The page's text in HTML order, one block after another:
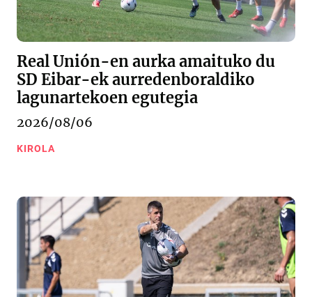
Real Unión-en aurka amaituko du
SD Eibar-ek aurredenboraldiko
lagunartekoen egutegia
2026/08/06
KIROLA